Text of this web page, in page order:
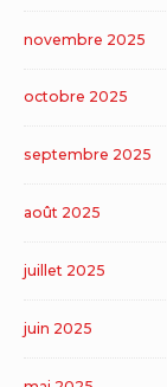
novembre 2025
octobre 2025
septembre 2025
août 2025
juillet 2025
juin 2025